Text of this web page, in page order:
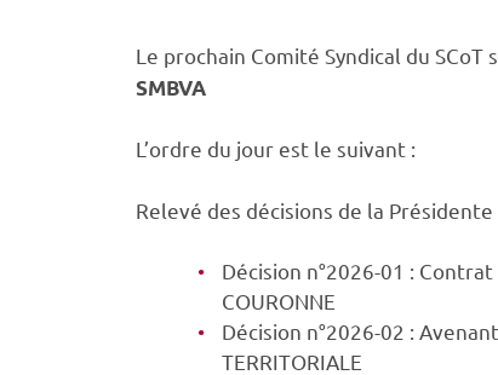
Le prochain Comité Syndical du SCoT
SMBVA
L’ordre du jour est le suivant :
Relevé des décisions de la Présidente
Décision n°2026-01 :
COURONNE
Décision n°2026-02 :
TERRITORIALE